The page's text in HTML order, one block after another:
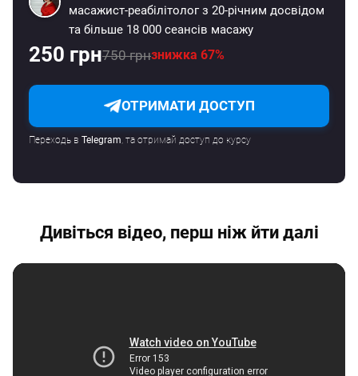
масажист-реабілітолог з 20-річним досвідом
та більше 18 000 сеансів масажу
250 грн750 грнзнижка 67%
ОТРИМАТИ ДОСТУП
Переходь в Telegram, та отримай доступ до курсу
Дивіться відео, перш ніж йти далі